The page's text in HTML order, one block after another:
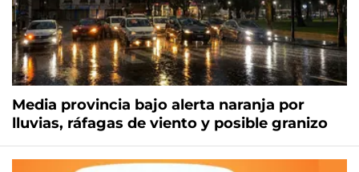
Media provincia bajo alerta naranja por
lluvias, ráfagas de viento y posible granizo